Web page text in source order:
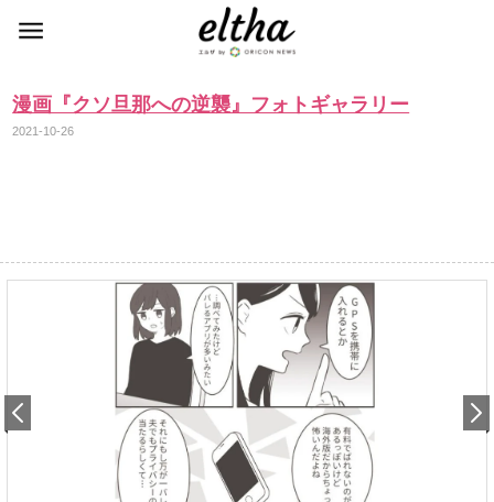
漫画『クソ旦那への逆襲』フォトギャラリー
2021-10-26